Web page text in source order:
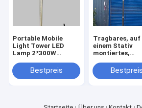
Portable Mobile
Light Tower LED
Lamp 2*300W
24V mobile
Sonnenlicht
Bestpreis
Tragbares, auf
einem Stativ
montiertes,
mit 6 m
Bestpreis